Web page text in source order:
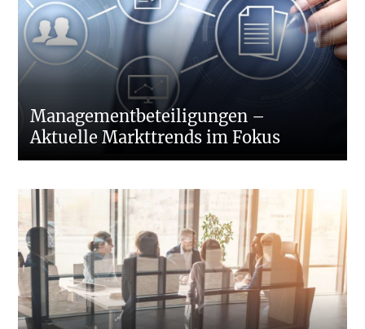
Managementbeteiligungen –
Aktuelle Markttrends im Fokus